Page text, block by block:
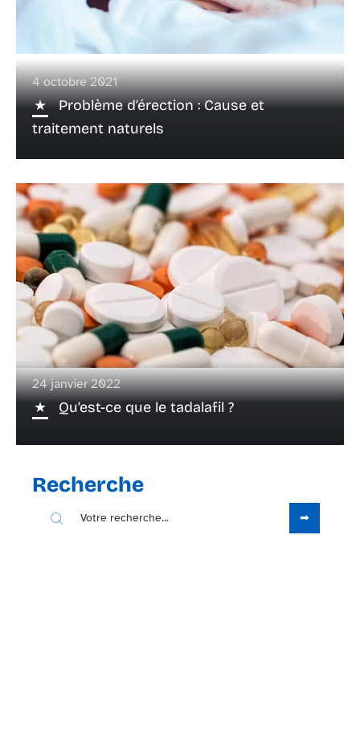
4 octobre 2021
Problème d’érection : Cause et
traitement naturels
24 janvier 2022
Qu’est-ce que le tadalafil ?
Recherche